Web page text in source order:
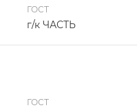
ГОСТ
г/к ЧАСТЬ
ГОСТ